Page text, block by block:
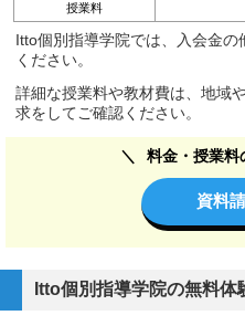
授業料
Itto個別指導学院では、入会金
ください。
詳細な授業料や教材費は、地域
求をしてご確認ください。
料金・授業料
資料
Itto個別指導学院の無料体